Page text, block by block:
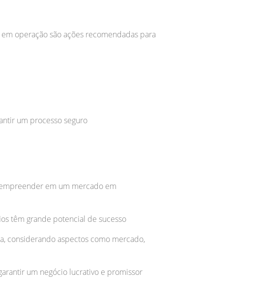
operação são ações recomendadas para
um processo seguro
em um mercado em
têm grande potencial de sucesso
considerando aspectos como mercado,
um negócio lucrativo e promissor